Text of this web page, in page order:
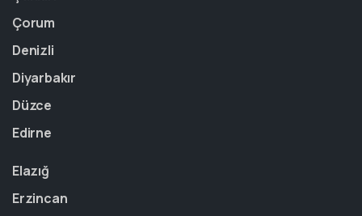
Çorum
Denizli
Diyarbakır
Düzce
Edirne
Elazığ
Erzincan